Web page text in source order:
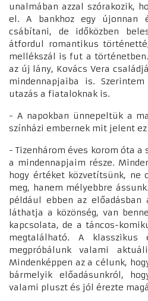
unalmában azzal szórakozik,
el. A bankhoz egy
csábítani, de időközben
átfordul romantikus
mellékszál is fut a
az új lány, Kovács Vera
mindennapjaiba is.
utazás a fiataloknak is.
- A napokban ünnepeltük a
színházi embernek mit jelent ez
- Tizenhárom éves korom óta
a mindennapjaim része.
hogy értéket közvetítsünk, ne
meg, hanem mélyebbre
például ebben az előadásban
láthatja a közönség, van
kapcsolata, de a táncos-
megtalálható. A klasszikus
megpróbálunk valami
Mindenképpen az a célunk,
bármelyik előadásunkról,
valami pluszt és jól érezte